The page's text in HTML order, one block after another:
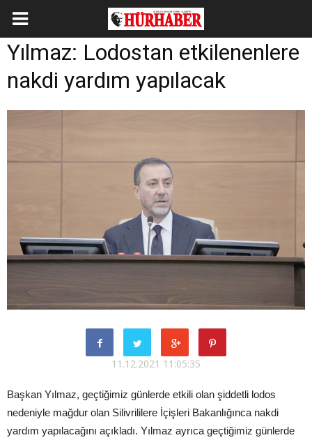
Yılmaz: Lodostan etkilenenlere
nakdi yardım yapılacak
11.12.2021 11:05:35
Başkan Yılmaz, geçtiğimiz günlerde etkili olan şiddetli lodos
nedeniyle mağdur olan Silivrililere İçişleri Bakanlığınca nakdi
yardım yapılacağını açıkladı. Yılmaz ayrıca geçtiğimiz günlerde